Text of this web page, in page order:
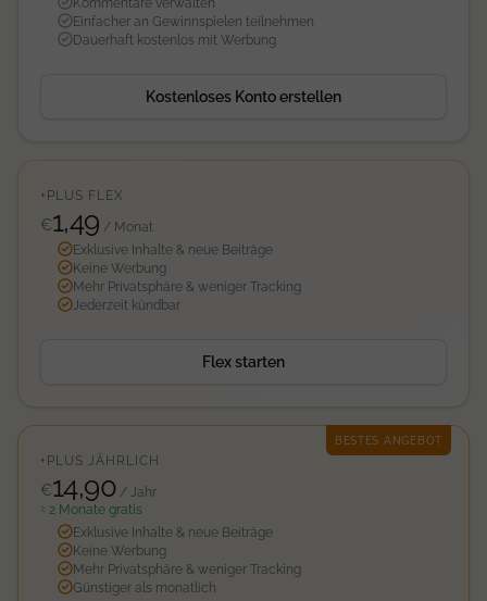
Einfacher an Gewinnspielen teilnehmen
Dauerhaft kostenlos mit Werbung
Kostenloses Konto erstellen
+PLUS FLEX
€1,49 / Monat
Exklusive Inhalte & neue Beiträge
Keine Werbung
Mehr Privatsphäre & weniger Tracking
Jederzeit kündbar
Flex starten
BESTES ANGEBOT
+PLUS JÄHRLICH
€14,90 / Jahr
≈ 2 Monate gratis
Exklusive Inhalte & neue Beiträge
Keine Werbung
Mehr Privatsphäre & weniger Tracking
Günstiger als monatlich